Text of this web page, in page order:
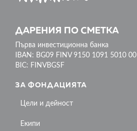
ДАРЕНИЯ ПО СМЕТКА
Първа инвестиционна банка
IBAN: BG09 FINV 9150 1091 5010 00
BIC: FINVBGSF
ЗА ФОНДАЦИЯТА
Цели и дейност
Екипи